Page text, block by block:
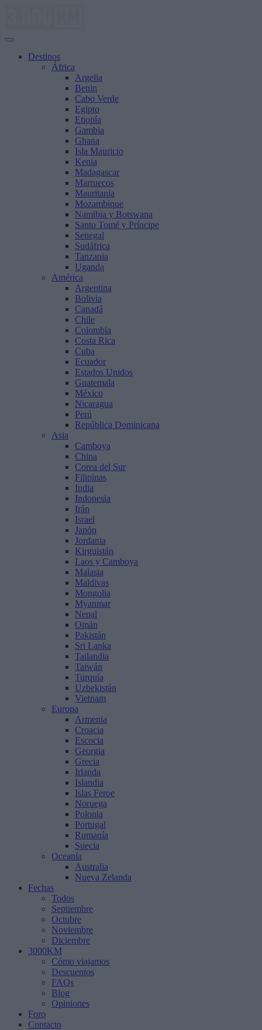
Destinos
África
Argelia
Benin
Cabo Verde
Egipto
Etiopía
Gambia
Ghana
Isla Mauricio
Kenia
Madagascar
Marruecos
Mauritania
Mozambique
Namibia y Botswana
Santo Tomé y Príncipe
Senegal
Sudáfrica
Tanzania
Uganda
América
Argentina
Bolivia
Canadá
Chile
Colombia
Costa Rica
Cuba
Ecuador
Estados Unidos
Guatemala
México
Nicaragua
Perú
República Dominicana
Asia
Camboya
China
Corea del Sur
Filipinas
India
Indonesia
Irán
Israel
Japón
Jordania
Kirguistán
Laos y Camboya
Malasia
Maldivas
Mongolia
Myanmar
Nepal
Omán
Pakistán
Sri Lanka
Tailandia
Taiwán
Turquía
Uzbekistán
Vietnam
Europa
Armenia
Croacia
Escocia
Georgia
Grecia
Irlanda
Islandia
Islas Feroe
Noruega
Polonia
Portugal
Rumanía
Suecia
Oceanía
Australia
Nueva Zelanda
Fechas
Todos
Septiembre
Octubre
Noviembre
Diciembre
3000KM
Cómo viajamos
Descuentos
FAQs
Blog
Opiniones
Foro
Contacto